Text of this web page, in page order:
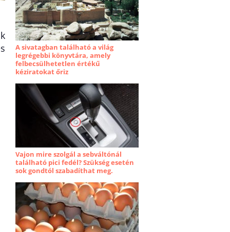
A sivatagban található a világ
legrégebbi könyvtára, amely
felbecsülhetetlen értékű
kéziratokat őriz
Vajon mire szolgál a sebváltónál
található pici fedél? Szükség esetén
sok gondtól szabadíthat meg.